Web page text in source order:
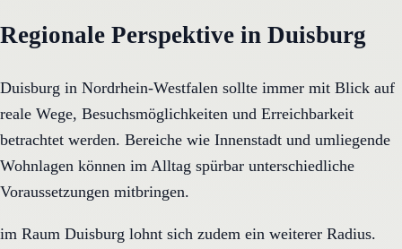
Regionale Perspektive in Duisburg
Duisburg in Nordrhein-Westfalen sollte immer mit Blick auf
reale Wege, Besuchsmöglichkeiten und Erreichbarkeit
betrachtet werden. Bereiche wie Innenstadt und umliegende
Wohnlagen können im Alltag spürbar unterschiedliche
Voraussetzungen mitbringen.
im Raum Duisburg lohnt sich zudem ein weiterer Radius.